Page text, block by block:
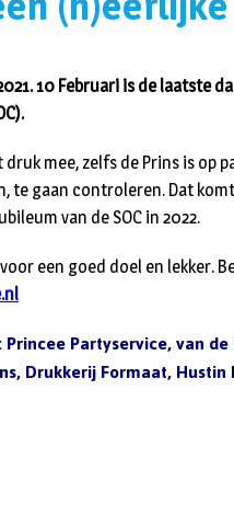
2021. 10 Februari is de
mee, zelfs de Prins is op
te gaan controleren. Dat
van de SOC in 2022.
een goed doel en lekker.
Partyservice, van
Drukkerij Formaat,